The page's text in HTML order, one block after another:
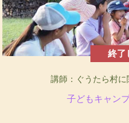
終了
講師：ぐうたら村
子どもキャン